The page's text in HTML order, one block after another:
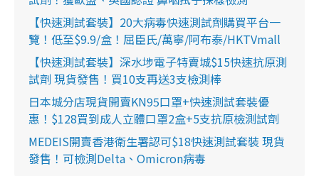
【快速測試套裝】20大病毒快速測試劑購買平台一
覽！低至$9.9/盒！屈臣氏/萬寧/阿布泰/HKTVmall
【快速測試套裝】深水埗電子特賣城$15快速抗原測
試劑 現貨發售！買10支再送3支檢測棒
日本城分店現貨開賣KN95口罩+快速測試套裝優
惠！$128買到成人立體口罩2盒+5支抗原檢測試劑
MEDEIS開賣香港衛生署認可$18快速測試套裝 現貨
發售！可檢測Delta、Omicron病毒